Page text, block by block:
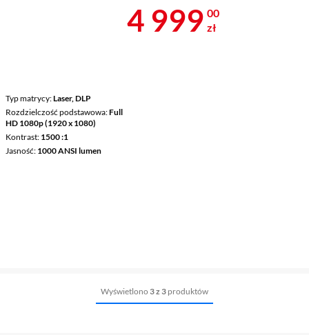
Typ matrycy Laser, DLP
Rozdzielczość podstawowa Full
HD 1080p (1920 x 1080)
Kontrast 1500 :1
Jasność 1000 ANSI lumen
Cena 4 999 zł
4 999 00
zł
Wyświetlono 3 z 3 produktów